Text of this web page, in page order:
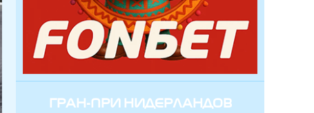
ГРАН-ПРИ НИДЕРЛАНДОВ